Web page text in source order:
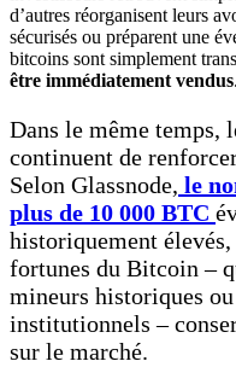
d’autres réorganisent leurs
sécurisés ou préparent une
bitcoins sont simplement
être immédiatement vendus.
Dans le même temps,
continuent de
Selon Glassnode, le
plus de 10 000 BTC
historiquement élevés,
fortunes du Bitcoin –
mineurs historiques
institutionnels –
sur le marché.